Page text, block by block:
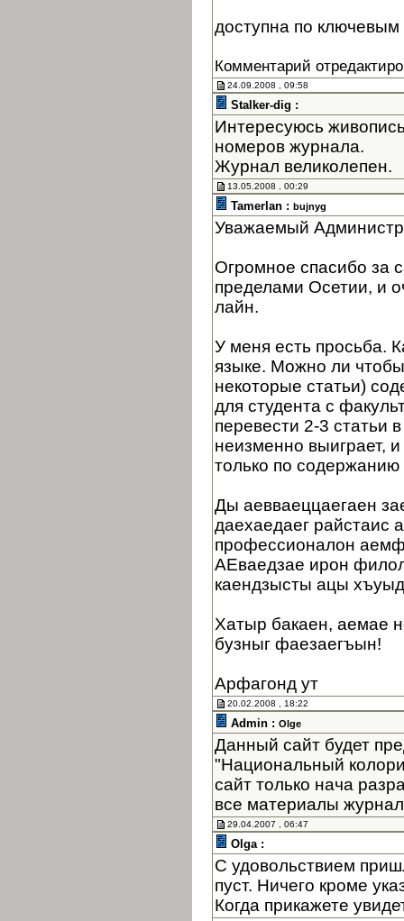
доступна по
Комментарий
24.09.2008 , 09:58
Stalker-dig :
Интересуюсь
номеров журнала.
Журнал великолепен.
13.05.2008 , 00:29
Tamerlan : bujnyg
Уважаемый
Огромное спасибо за
пределами Осетии, и
лайн.
У меня есть просьба.
языке. Можно ли
некоторые статьи)
для студента с
перевести 2-3 статьи
неизменно выиграет,
только по
Ды аевваеццаегаен
даехаедаег райстаис
профессионалон
АЕваедзае ирон
каендзысты ацы
Хатыр бакаен, аемае
бузныг фаезаегъын!
Арфагонд ут
20.02.2008 , 18:22
Admin : Olge
Данный сайт будет
"Национальный
сайт только нача
все материалы
29.04.2007 , 06:47
Olga :
С удовольствием
пуст. Ничего кроме
Когда прикажете